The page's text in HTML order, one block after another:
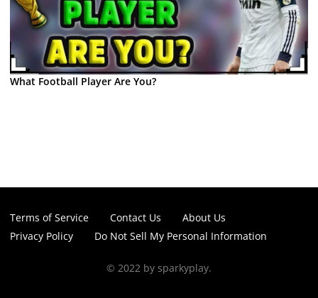
What Football Player Are You?
Terms of Service Contact Us
About Us
Privacy Policy
Do Not Sell My Personal Information
© 2022 by sparkyplay.